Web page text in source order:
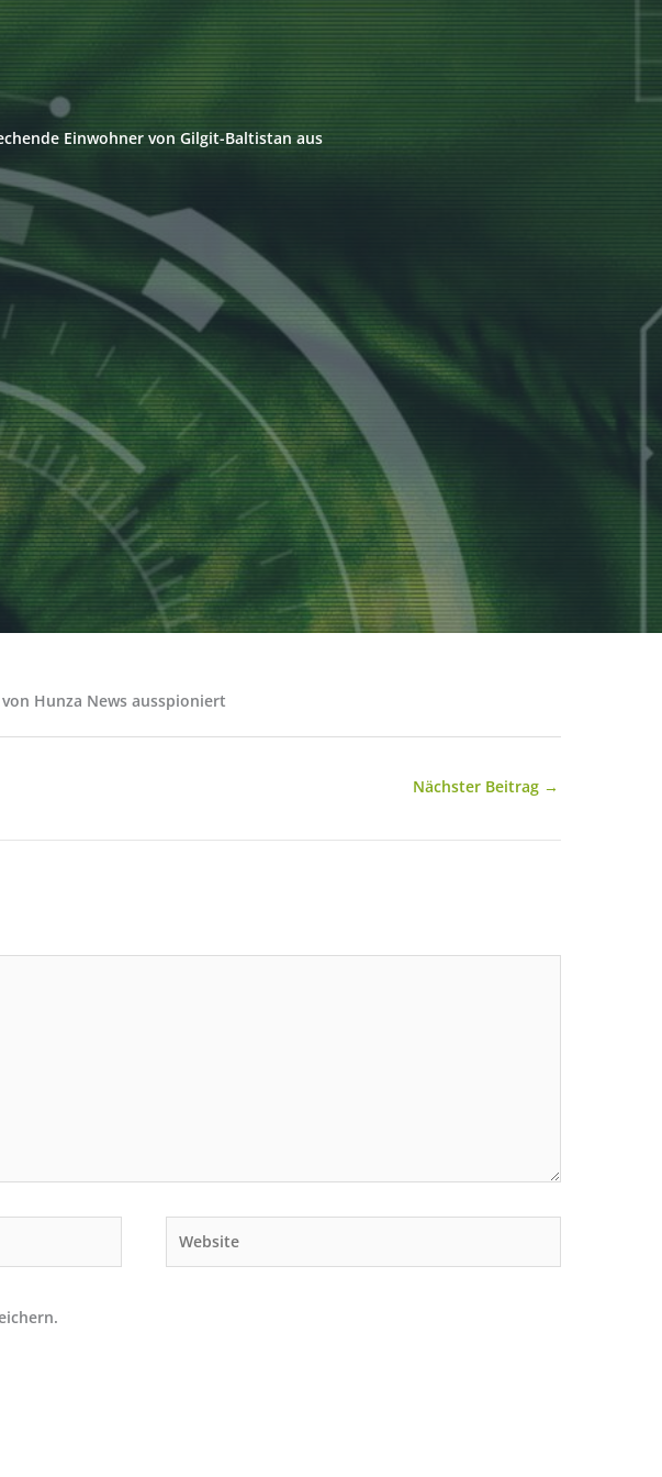
Einwohner von Gilgit-Baltistan aus
Hunza News ausspioniert
Nächster Beitrag →